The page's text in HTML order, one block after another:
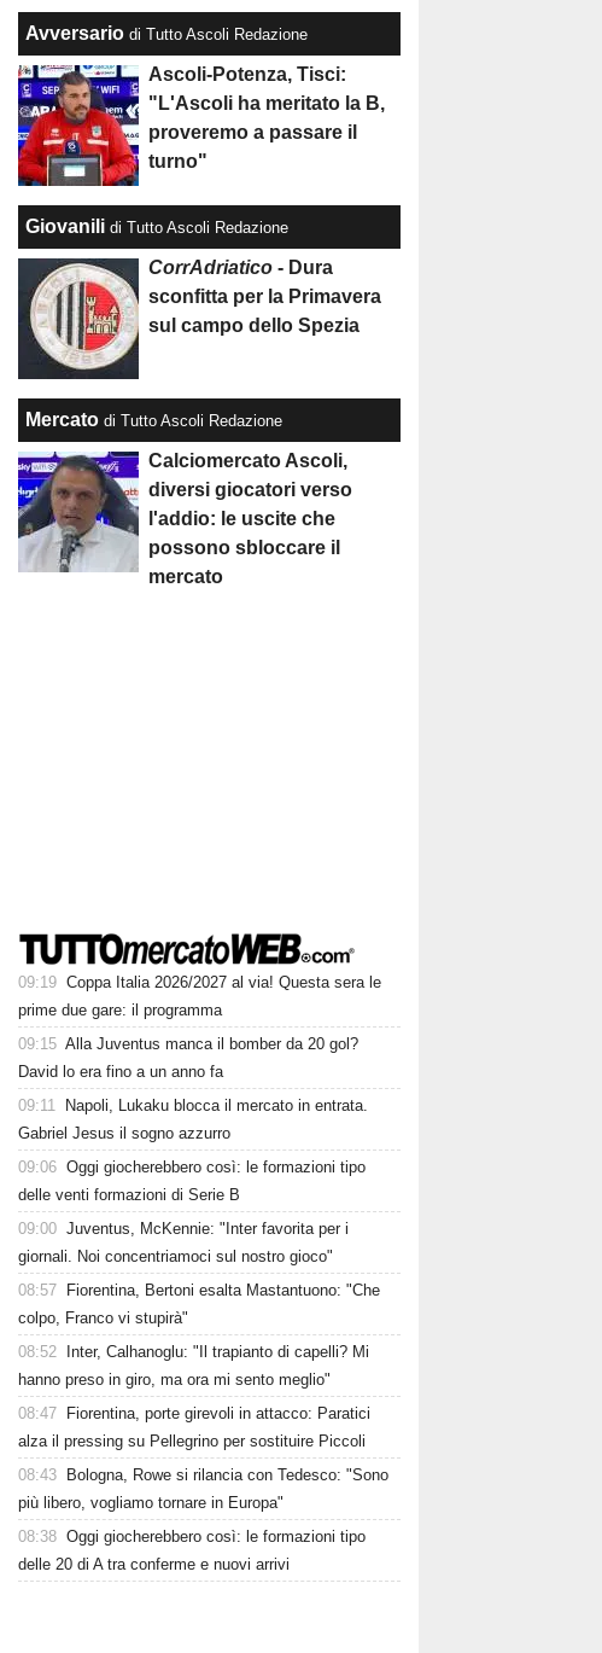
Avversario di Tutto Ascoli Redazione
Ascoli-Potenza, Tisci:
"L'Ascoli ha meritato la B,
proveremo a passare il
turno"
Giovanili di Tutto Ascoli Redazione
CorrAdriatico - Dura
sconfitta per la Primavera
sul campo dello Spezia
Mercato di Tutto Ascoli Redazione
Calciomercato Ascoli,
diversi giocatori verso
l'addio: le uscite che
possono sbloccare il
mercato
09:19 Coppa Italia 2026/2027 al via! Questa sera le
prime due gare: il programma
09:15 Alla Juventus manca il bomber da 20 gol?
David lo era fino a un anno fa
09:11
Napoli, Lukaku blocca il mercato in entrata.
Gabriel Jesus il sogno azzurro
09:06 Oggi giocherebbero così: le formazioni tipo
delle venti formazioni di Serie B
09:00 Juventus, McKennie: "Inter favorita per i
giornali. Noi concentriamoci sul nostro gioco"
08:57
Fiorentina, Bertoni esalta Mastantuono: "Che
colpo, Franco vi stupirà"
08:52
Inter, Calhanoglu: "Il trapianto di capelli? Mi
hanno preso in giro, ma ora mi sento meglio"
08:47
Fiorentina, porte girevoli in attacco: Paratici
alza il pressing su Pellegrino per sostituire Piccoli
08:43
Bologna, Rowe si rilancia con Tedesco: "Sono
più libero, vogliamo tornare in Europa"
08:38 Oggi giocherebbero così: le formazioni tipo
delle 20 di A tra conferme e nuovi arrivi